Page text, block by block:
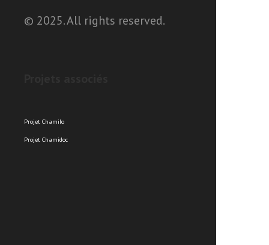
© 2025. All rights reserved.
Projet Chamilo
Projet Chamidoc